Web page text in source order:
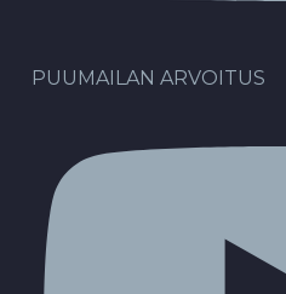
PUUMAILAN ARVOITUS